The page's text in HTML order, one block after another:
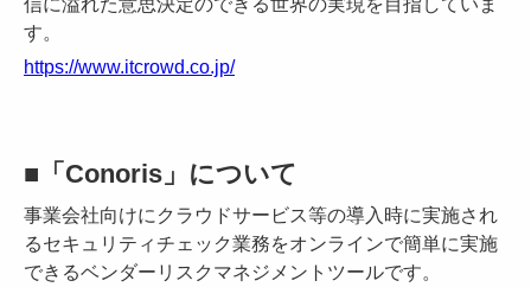
信に溢れた意思決定のできる世界の実現を目指していま
す。
https://www.itcrowd.co.jp/
■「Conoris」について
事業会社向けにクラウドサービス等の導入時に実施され
るセキュリティチェック業務をオンラインで簡単に実施
できるベンダーリスクマネジメントツールです。